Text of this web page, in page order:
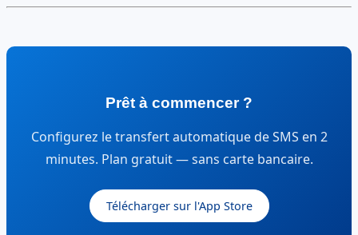
Prêt à commencer ?
Configurez le transfert automatique de SMS en 2
minutes. Plan gratuit — sans carte bancaire.
Télécharger sur l'App Store